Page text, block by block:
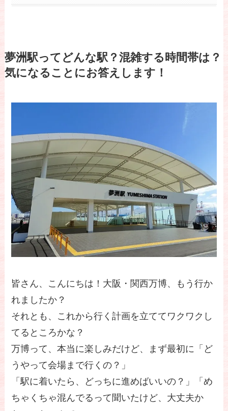
夢洲駅ってどんな駅？混雑する時間帯は？
気になることにお答えします！
皆さん、こんにちは！大阪・関西万博、もう行か
れましたか？
それとも、これから行く計画を立ててワクワクし
てるところかな？
万博って、本当に楽しみだけど、まず最初に「ど
うやって会場まで行くの？」
「駅に着いたら、どっちに進めばいいの？」「め
ちゃくちゃ混んでるって聞いたけど、大丈夫か